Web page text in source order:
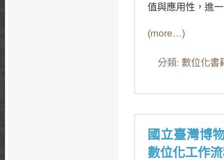
值與應用性，進
(more…)
分類: 數位化書
國立臺灣博
數位化工作